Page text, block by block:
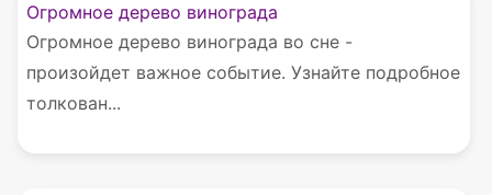
Огромное дерево винограда
Огромное дерево винограда во сне -
произойдет важное событие. Узнайте подробное
толкован...